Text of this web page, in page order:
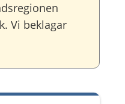
Vi beklagar